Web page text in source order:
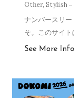
Other,Stylish
ナンバースリ
そ。このサイ
See More